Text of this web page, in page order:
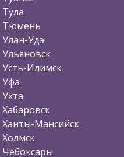
Тула
Тюмень
Улан-Удэ
Ульяновск
Усть-Илимск
Уфа
Ухта
Хабаровск
Ханты-Мансийск
Холмск
Чебоксары